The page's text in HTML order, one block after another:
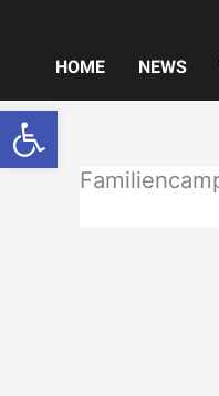
Werkzeugleiste öffnen
springenHOME NEWS